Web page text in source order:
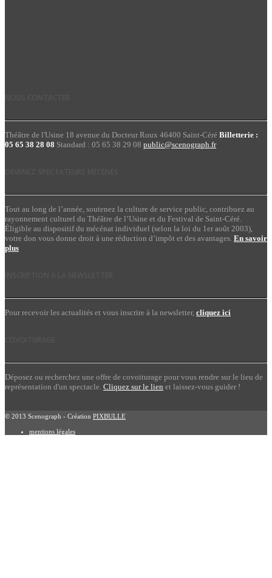
Théâtre de l'Usine 18 avenue du Docteur Roux 46400 Saint-Céré Billetterie :
05 65 38 28 08 Standard : 05 65 38 29 08 public@scenograph.fr
Tout au long de l’année, soutenez la culture de service public, contribuez au
rayonnement culturel du Théâtre de l’Usine et du Festival de Saint-Céré.
Éligible au dispositif du mécénat individuel (selon la loi du 1er août 2003),
votre don vous donne droit à une réduction d’impôt et des avantages. En savoir
plus
Pour recevoir les actualités et vous inscrire à la newsletter, cliquez ici
Déposez ou recherchez une offre de covoiturage pour vous rendre sur le lieu de
représentation d'un spectacle. Cliquez sur le lien et laissez-vous guider !
© 2013 Scenograph - Création PIXBULLE
mentions légales